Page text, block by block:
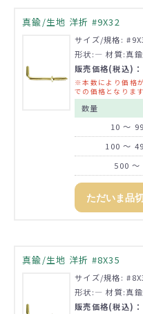
真鍮/生地 洋折 #9X32
サイズ/規格:
形状:― 材質:真鍮
販売価格(税込)
※本数により価格
での価格となります
数量
10 ～ 99
100 ～
500 ～
ただいま品
真鍮/生地 洋折 #8X35
サイズ/規格:
形状:― 材質:真鍮
販売価格(税込)